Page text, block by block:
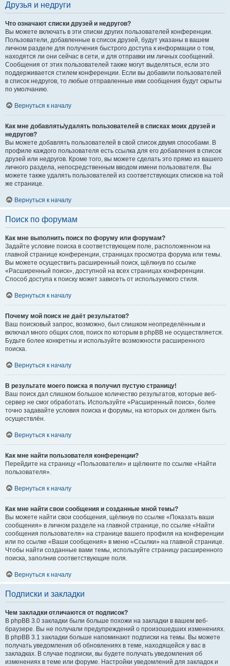
Друзья и недруги
Что означают списки друзей и недругов?
Вы можете включать в эти списки других пользователей конференции.
Пользователи, добавленные в список друзей, будут указаны в вашем
личном разделе для получения быстрого доступа к информации о том,
находятся ли они сейчас в сети, и для отправки им личных сообщений.
Сообщения от этих пользователей также могут выделяться, если это
поддерживается стилем конференции. Если вы добавили пользователей
в список недругов, то любые отправленные ими сообщения будут скрыты
по умолчанию.
Вернуться к началу
Как мне добавлять/удалять пользователей в списках моих друзей и
недругов?
Вы можете добавлять пользователей в свой список двумя способами. В
профиле каждого пользователя есть ссылка для его добавления в список
друзей или недругов. Кроме того, вы можете сделать это прямо из вашего
личного раздела, непосредственным вводом имени пользователя. Вы
можете также удалять пользователей из соответствующих списков на той
же странице.
Вернуться к началу
Поиск по форумам
Как мне выполнить поиск по форуму или форумам?
Задайте условие поиска в соответствующем поле, расположенном на
главной странице конференции, страницах просмотра форума или темы.
Вы можете осуществить расширенный поиск, щёлкнув по ссылке
«Расширенный поиск», доступной на всех страницах конференции.
Способ доступа к поиску может зависеть от используемого стиля.
Вернуться к началу
Почему мой поиск не даёт результатов?
Ваш поисковый запрос, возможно, был слишком неопределённым и
включал много общих слов, поиск по которым в phpBB не осуществляется.
Будьте более конкретны и используйте возможности расширенного
поиска.
Вернуться к началу
В результате моего поиска я получил пустую страницу!
Ваш поиск дал слишком большое количество результатов, которые веб-
сервер не смог обработать. Используйте «Расширенный поиск», более
точно задавайте условия поиска и форумы, на которых он должен быть
осуществлён.
Вернуться к началу
Как мне найти пользователя конференции?
Перейдите на страницу «Пользователи» и щёлкните по ссылке «Найти
пользователя».
Вернуться к началу
Как мне найти свои сообщения и созданные мной темы?
Вы можете найти свои сообщения, щёлкнув по ссылке «Показать ваши
сообщения» в личном разделе на главной странице, по ссылке «Найти
сообщения пользователя» на странице вашего профиля на конференции
или по ссылке «Ваши сообщения» в меню «Ссылки» на главной странице.
Чтобы найти созданные вами темы, используйте страницу расширенного
поиска, заполнив соответствующие поля.
Вернуться к началу
Подписки и закладки
Чем закладки отличаются от подписок?
В phpBB 3.0 закладки были больше похожи на закладки в вашем веб-
браузере. Вы не получали предупреждений о произошедших изменениях.
В phpBB 3.1 закладки больше напоминают подписки на темы. Вы можете
получать уведомления об обновлениях в теме, находящейся у вас в
закладках. В случае подписки, вы будете получать уведомления об
изменениях в теме или форуме. Настройки уведомлений для закладок и